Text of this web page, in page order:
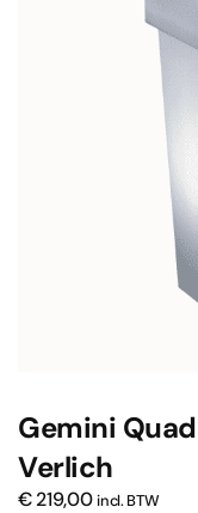
Gemini
Verlich
€219,00 incl. BTW